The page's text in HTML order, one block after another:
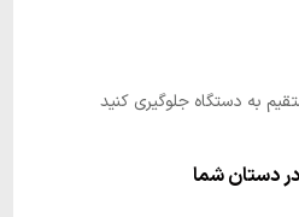
به دستگاه جلوگیری کنید